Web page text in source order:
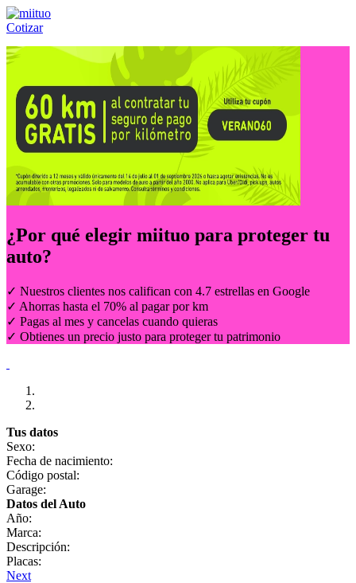
Cotizar
Llámanos al:(55) 84-21-05-00 ó
¿Por qué elegir miituo para proteger tu
auto?
✓ Nuestros clientes nos califican con 4.7 estrellas en Google
✓ Ahorras hasta el 70% al pagar por km
✓ Pagas al mes y cancelas cuando quieras
✓ Obtienes un precio justo para proteger tu patrimonio
Tus datos
Sexo:
Fecha de nacimiento:
Código postal:
Garage:
Datos del Auto
Año:
Marca:
Descripción:
Placas:
Next